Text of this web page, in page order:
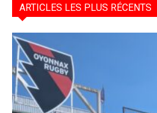
ARTICLES LES PLUS RÉCENTS